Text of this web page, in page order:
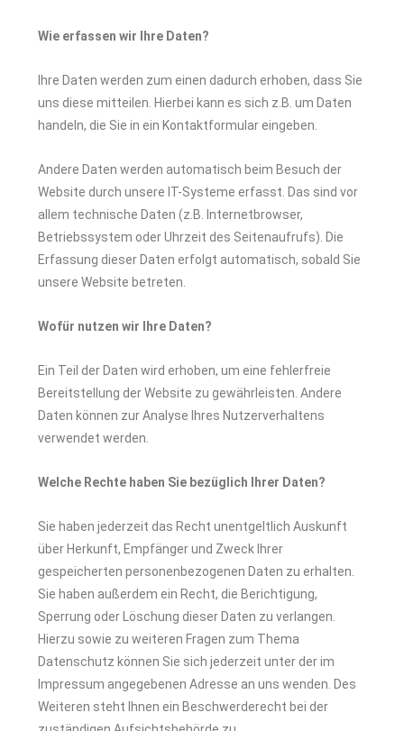
Wie erfassen wir Ihre Daten?
Ihre Daten werden zum einen dadurch erhoben, dass Sie
uns diese mitteilen. Hierbei kann es sich z.B. um Daten
handeln, die Sie in ein Kontaktformular eingeben.
Andere Daten werden automatisch beim Besuch der
Website durch unsere IT-Systeme erfasst. Das sind vor
allem technische Daten (z.B. Internetbrowser,
Betriebssystem oder Uhrzeit des Seitenaufrufs). Die
Erfassung dieser Daten erfolgt automatisch, sobald Sie
unsere Website betreten.
Wofür nutzen wir Ihre Daten?
Ein Teil der Daten wird erhoben, um eine fehlerfreie
Bereitstellung der Website zu gewährleisten. Andere
Daten können zur Analyse Ihres Nutzerverhaltens
verwendet werden.
Welche Rechte haben Sie bezüglich Ihrer Daten?
Sie haben jederzeit das Recht unentgeltlich Auskunft
über Herkunft, Empfänger und Zweck Ihrer
gespeicherten personenbezogenen Daten zu erhalten.
Sie haben außerdem ein Recht, die Berichtigung,
Sperrung oder Löschung dieser Daten zu verlangen.
Hierzu sowie zu weiteren Fragen zum Thema
Datenschutz können Sie sich jederzeit unter der im
Impressum angegebenen Adresse an uns wenden. Des
Weiteren steht Ihnen ein Beschwerderecht bei der